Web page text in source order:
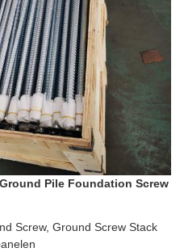
Pile Foundation Screw
Screw, Ground Screw Stack